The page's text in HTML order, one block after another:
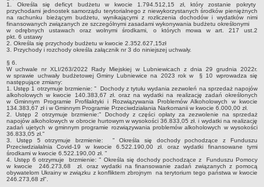
Sekretarz Gminy
Skarbnik Gminy
Informacja turystyczna
Regulamin i schemat organizacyjny
Kodeks etyczny
Oświadczenia majątkowe
Raporty
RADA MIEJSKA
Dyżury Przewodniczącego Rady Miejskiej
Transmisja z obrad sesji
Zadania i uprawnienia
Skład Rady Miejskiej
1. Określa się deficyt budżetu w kwocie 1.794.512,15 zł, który zostanie pokryty
przychodami jednostek samorządu terytorialnego z niewykorzystanych środków pieniężnych
na rachunku bieżącym budżetu, wynikającymi z rozliczenia dochodów i wydatków nimi
finansowanych związanych ze szczególnymi zasadami wykonywania budżetu określonymi
w odrębnych ustawach oraz wolnymi środkami, o których mowa w art. 217 ust.2
pkt. 6 ustawy
2. Określa się przychody budżetu w kwocie 2.352.627,15zł
3. Przychody i rozchody określa załącznik nr 3 do niniejszej uchwały.
§ 6.
W uchwale nr XLI/263/2022 Rady Miejskiej w Lubniewicach z dnia 29 grudnia 2022r.
w sprawie uchwały budżetowej Gminy Lubniewice na 2023 rok w § 10 wprowadza się
następujące zmiany:
1. Ustęp 1 otrzymuje brzmienie: " Dochody z tytułu wydania zezwoleń na sprzedaż napojów
alkoholowych w kwocie 140.383,67 zł. oraz na wydatki na realizację zadań określonych
w Gminnym Programie Profilaktyki i Rozwiązywania Problemów Alkoholowych w kwocie
134.383,67 zł i w Gminnym Programie Przeciwdziałania Narkomanii w kwocie 6.000,00 zł.
2. Ustęp 2 otrzymuje brzmienie:" Dochody z części opłaty za zezwolenie na sprzedaż
napojów alkoholowych w obrocie hurtowym w wysokości 36.833,05 zł. i wydatki na realizację
zadań ujetych w gminnym programie rozwiązywania problemów alkoholowych w wysokości
36.833,05 zł."
3. Ustęp 5 otrzymuje brzmienie: " Określa się dochody pochodzące z Funduszu
Przeciwdziałalnia Covid-19 w kwocie 6.522.190,00 zł. oraz wydatki finansowane tymi
środkami w kwocie 6.522.190,00 zł. "
4. Ustęp 6 otrzymuje brzmienie: " Określa się dochody pochodzące z Funduszu Pomocy
w kwocie 246.273,68 zł. oraz wydatki na finansowanie zadań związanych z pomocą
obywatelom Ukrainy w związku z konfliktem zbrojnym na terytorium tego państwa w kwocie
246.273,68 zł".